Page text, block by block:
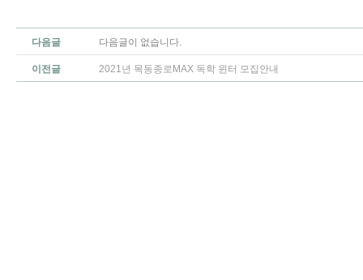
다음글 다음글이 없습니다.
이전글 2021년 목동종로MAX 독학 윈터 모집안내